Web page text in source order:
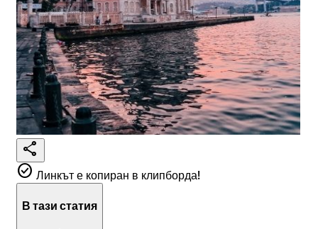
share
check_circle Линкът е копиран в клипборда!
В тази статия